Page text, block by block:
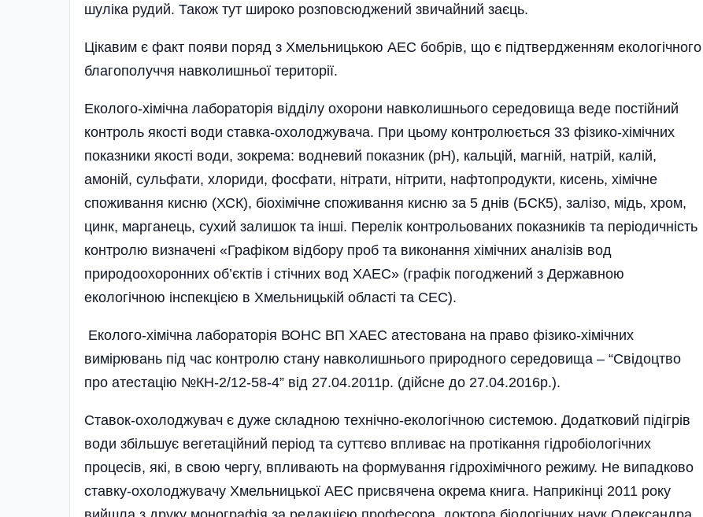
шуліка рудий. Також тут широко розповсюджений звичайний заєць.
Цікавим є факт появи поряд з Хмельницькою АЕС бобрів, що є підтвердженням екологічного
благополуччя навколишньої території.
Еколого-хімічна лабораторія відділу охорони навколишнього середовища веде постійний
контроль якості води ставка-охолоджувача. При цьому контролюється 33 фізико-хімічних
показники якості води, зокрема: водневий показник (рН), кальцій, магній, натрій, калій,
амоній, сульфати, хлориди, фосфати, нітрати, нітрити, нафтопродукти, кисень, хімічне
споживання кисню (ХСК), біохімічне споживання кисню за 5 днів (БСК5), залізо, мідь, хром,
цинк, марганець, сухий залишок та інші. Перелік контрольованих показників та періодичність
контролю визначені «Графіком від­бору проб та виконання хімічних аналізів вод
природоохоронних об’єктів і стічних вод ХАЕС» (графік погоджений з Державною
екологічною інспекцією в Хмельницькій області та СЕС).
Еколого-хімічна лабораторія ВОНС ВП ХАЕС атестована на право фізико-хімічних
вимірювань під час контролю стану навколишнього природного середовища – “Свідоцтво
про атестацію №КН-2/12-58-4” від 27.04.2011р. (дійсне до 27.04.2016р.).
Ставок-охолоджувач є дуже складною технічно-екологічною системою. Додатковий підігрів
води збільшує вегетаційний період та суттєво впливає на протікання гідробіологічних
процесів, які, в свою чергу, впливають на формування гідрохімічного режиму. Не випадково
ставку-охолоджувачу Хмельницької АЕС присвячена окрема книга. Наприкінці 2011 року